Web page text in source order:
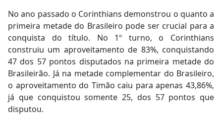
No ano passado o Corinthians demonstrou o quanto a
primeira metade do Brasileiro pode ser crucial para a
conquista do título. No 1º turno, o Corinthians
construiu um aproveitamento de 83%, conquistando
47 dos 57 pontos disputados na primeira metade do
Brasileirão. Já na metade complementar do Brasileiro,
o aproveitamento do Timão caiu para apenas 43,86%,
já que conquistou somente 25, dos 57 pontos que
disputou.